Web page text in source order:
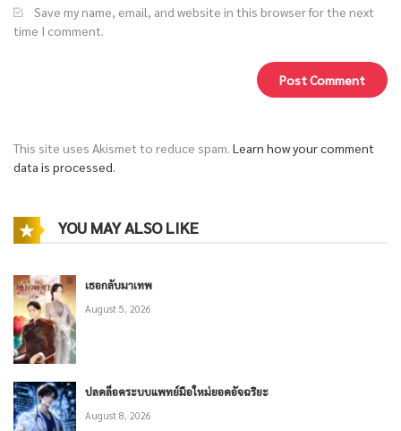
Save my name, email, and website in this browser for the next
time I comment.
This site uses Akismet to reduce spam. Learn how your comment
data is processed.
YOU MAY ALSO LIKE
เธอกลับมาเทพ
August 5, 2026
ปลดล็อคระบบแพทย์มือใหม่ยอดอัจฉริยะ
August 8, 2026